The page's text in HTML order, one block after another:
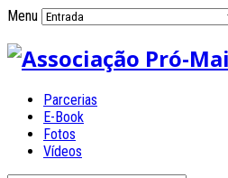
Menu
Parcerias
E-Book
Fotos
Vídeos